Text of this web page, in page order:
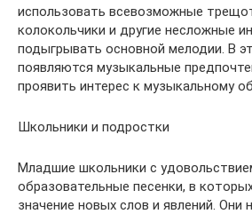
использовать всевозможные
колокольчики и другие несложные
подыгрывать основной мелодии. В
появляются музыкальные
проявить интерес к музыкальному
Школьники и подростки
Младшие школьники с
образовательные песенки, в
значение новых слов и явлений. Они